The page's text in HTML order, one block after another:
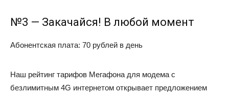
№3 — Закачайся! В любой момент
Абонентская плата: 70 рублей в день
Наш рейтинг тарифов Мегафона для модема с
безлимитным 4G интернетом открывает предложением